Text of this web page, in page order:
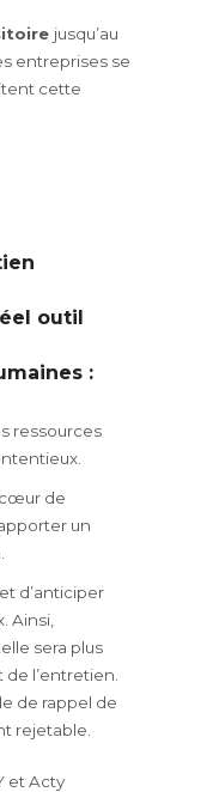
jusqu’au
entreprises se
cette
outil
:
ressources
cœur de
un
d’anticiper
Ainsi,
sera plus
de l’entretien.
de rappel de
rejetable.
et Acty